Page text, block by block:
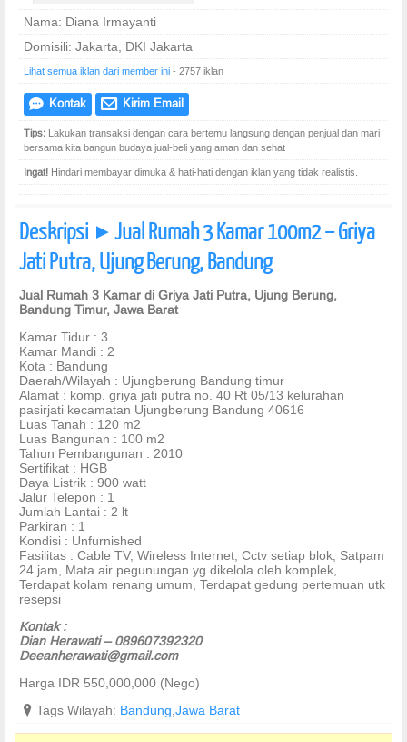
Nama: Diana Irmayanti
Domisili: Jakarta, DKI Jakarta
Lihat semua iklan dari member ini - 2757 iklan
e Kontak @ Kirim Email
Tips: Lakukan transaksi dengan cara bertemu langsung dengan penjual dan mari
bersama kita bangun budaya jual-beli yang aman dan sehat
Ingat! Hindari membayar dimuka & hati-hati dengan iklan yang tidak realistis.
Deskripsi ] Jual Rumah 3 Kamar 100m2 – Griya
Jati Putra, Ujung Berung, Bandung
Jual Rumah 3 Kamar di Griya Jati Putra, Ujung Berung,
Bandung Timur, Jawa Barat
Kamar Tidur : 3
Kamar Mandi : 2
Kota : Bandung
Daerah/Wilayah : Ujungberung Bandung timur
Alamat : komp. griya jati putra no. 40 Rt 05/13 kelurahan
pasirjati kecamatan Ujungberung Bandung 40616
Luas Tanah : 120 m2
Luas Bangunan : 100 m2
Tahun Pembangunan : 2010
Sertifikat : HGB
Daya Listrik : 900 watt
Jalur Telepon : 1
Jumlah Lantai : 2 lt
Parkiran : 1
Kondisi : Unfurnished
Fasilitas : Cable TV, Wireless Internet, Cctv setiap blok, Satpam
24 jam, Mata air pegunungan yg dikelola oleh komplek,
Terdapat kolam renang umum, Terdapat gedung pertemuan utk
resepsi
Kontak :
Dian Herawati – 089607392320
Deeanherawati@gmail.com
Harga IDR 550,000,000 (Nego)
? Tags Wilayah: Bandung Jawa Barat